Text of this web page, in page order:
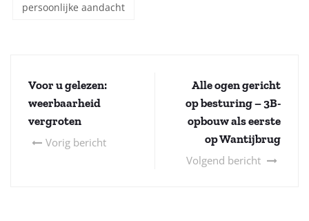
persoonlijke aandacht
Voor u gelezen:
weerbaarheid
vergroten
Vorig bericht
Alle ogen gericht
op besturing – 3B-
opbouw als eerste
op Wantijbrug
Volgend bericht